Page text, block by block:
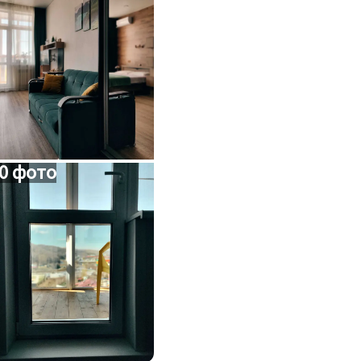
фото